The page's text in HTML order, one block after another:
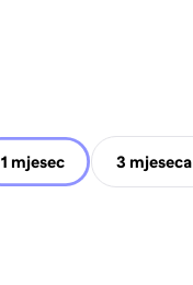
1 mjesec 3 mjeseca